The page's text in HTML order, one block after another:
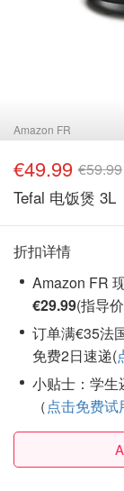
Amazon FR
€49.99 €59.99
Tefal 电饭煲 3L
折扣详情
Amazon FR
€29.99(指导
订单满€35法
免费2日速递(
小贴士：学生
（点击免费